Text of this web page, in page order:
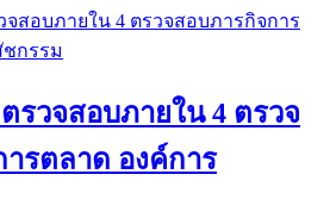
รวจสอบภายใน 4 ตรวจ
รตลาด องค์การ